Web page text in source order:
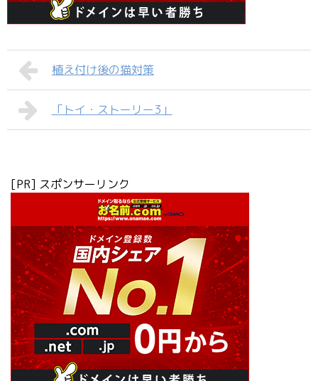
植え付け後の猫対策
「トイ・ストーリー3」
[PR] スポンサーリンク